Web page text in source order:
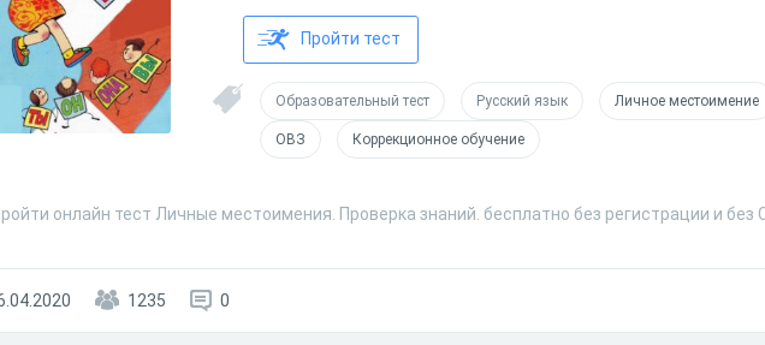
Пройти тест
Образовательный тест Русский язык Личное местоимение
ОВЗ Коррекционное обучение
онлайн тест Личные местоимения. Проверка знаний. бесплатно без регистрации и без
1235 0